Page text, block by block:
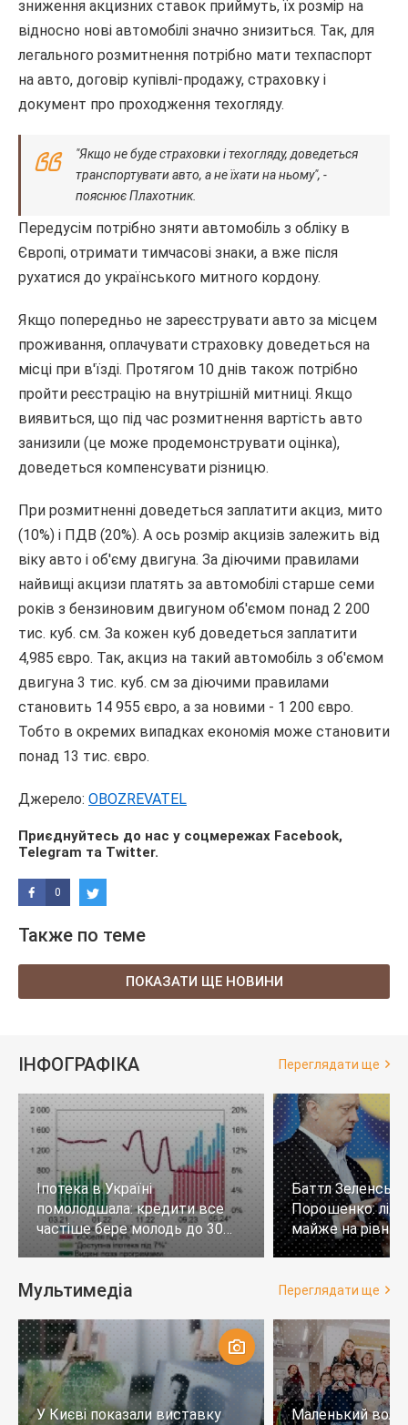
зниження акцизних ставок приймуть, їх розмір на
відносно нові автомобілі значно знизиться. Так, для
легального розмитнення потрібно мати техпаспорт
на авто, договір купівлі-продажу, страховку і
документ про проходження техогляду.
"Якщо не буде страховки і техогляду, доведеться
транспортувати авто, а не їхати на ньому", -
пояснює Плахотник.
Передусім потрібно зняти автомобіль з обліку в
Європі, отримати тимчасові знаки, а вже після
рухатися до українського митного кордону.
Якщо попередньо не зареєструвати авто за місцем
проживання, оплачувати страховку доведеться на
місці при в'їзді. Протягом 10 днів також потрібно
пройти реєстрацію на внутрішній митниці. Якщо
виявиться, що під час розмитнення вартість авто
занизили (це може продемонструвати оцінка),
доведеться компенсувати різницю.
При розмитненні доведеться заплатити акциз, мито
(10%) і ПДВ (20%). А ось розмір акцизів залежить від
віку авто і об'єму двигуна. За діючими правилами
найвищі акцизи платять за автомобілі старше семи
років з бензиновим двигуном об'ємом понад 2 200
тис. куб. см. За кожен куб доведеться заплатити
4,985 євро. Так, акциз на такий автомобіль з об'ємом
двигуна 3 тис. куб. см за діючими правилами
становить 14 955 євро, а за новими - 1 200 євро.
Тобто в окремих випадках економія може становити
понад 13 тис. євро.
Джерело: OBOZREVATEL
Приєднуйтесь до нас у соцмережах Facebook,
Telegram та Twitter.
0
Также по теме
ПОКАЗАТИ ЩЕ НОВИНИ
ІНФОГРАФІКА Переглядати ще
Іпотека в Україні
помолодшала: кредити все
частіше бере молодь до 30
років
Баттл
Порошенко:
майже на
тих, хто не
Мультимедіа Переглядати ще
У Києві показали виставку
Маленький